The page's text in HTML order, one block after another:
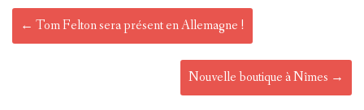
Post
navigation
← Tom Felton sera présent en Allemagne !
Nouvelle boutique à Nîmes →